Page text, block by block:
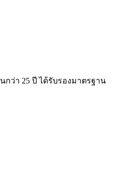
ว่า 25 ปี ได้รับรองมาตรฐาน